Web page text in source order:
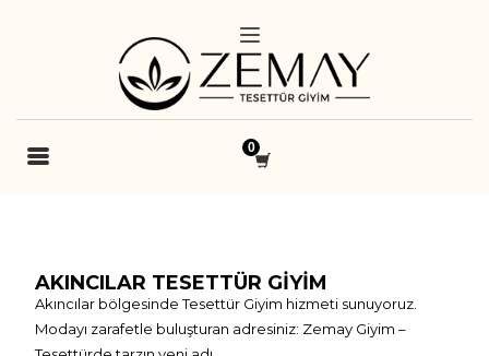
AKINCILAR TESETTÜR GIYIM
Akıncılar bölgesinde Tesettür Giyim hizmeti sunuyoruz.
Modayı zarafetle buluşturan adresiniz: Zemay Giyim –